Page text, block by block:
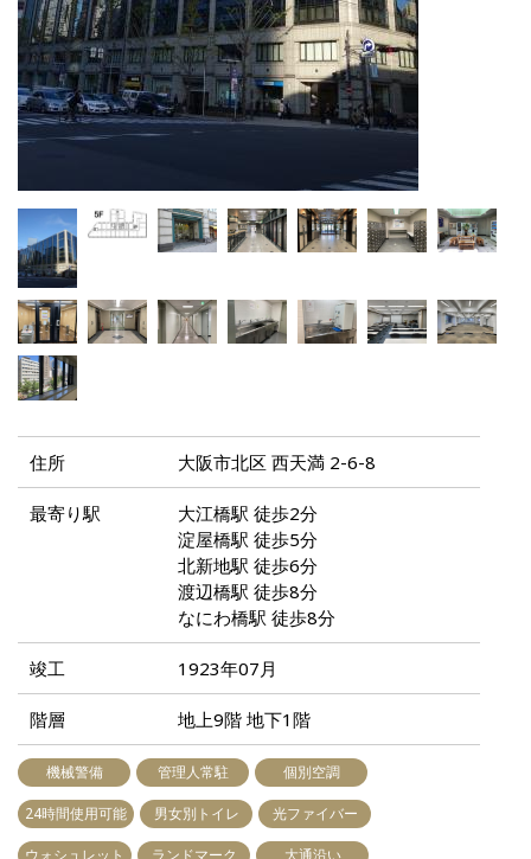
住所 大阪市北区 西天満 2-6-8
最寄り駅
大江橋駅 徒歩2分
淀屋橋駅 徒歩5分
北新地駅 徒歩6分
渡辺橋駅 徒歩8分
なにわ橋駅 徒歩8分
竣工 1923年07月
階層 地上9階 地下1階
機械警備 管理人常駐 個別空調
24時間使用可能 男女別トイレ 光ファイバー
ウォシュレット ランドマーク 大通沿い